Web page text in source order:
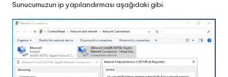
Sunucumuzun ip yapılandırması aşağıdaki gibi.